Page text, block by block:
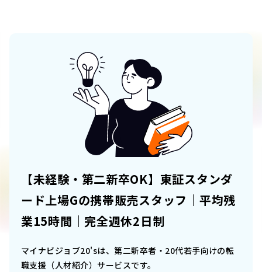
【未経験・第二新卒OK】東証スタンダ
ード上場Gの携帯販売スタッフ｜平均残
業15時間｜完全週休2日制
マイナビジョブ20'sは、第二新卒者・20代若手向けの転
職支援（人材紹介）サービスです。